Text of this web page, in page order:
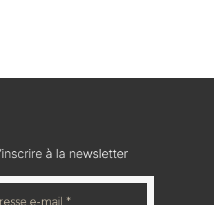
à la newsletter